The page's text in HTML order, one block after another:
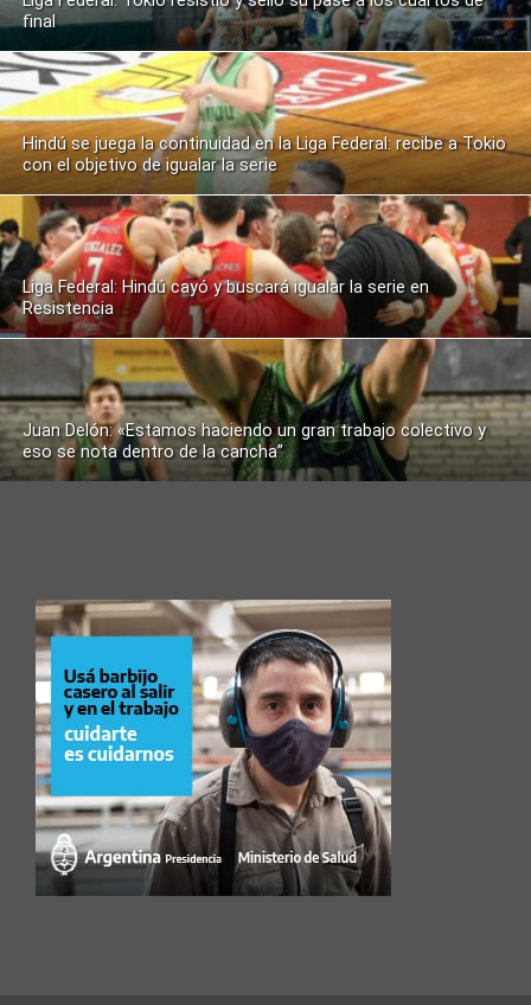
final
Hindú se juega la continuidad en la Liga Federal: recibe a Tokio
con el objetivo de igualar la serie
Liga Federal: Hindú cayó y buscará igualar la serie en
Resistencia
Juan Delón: «Estamos haciendo un gran trabajo colectivo y
eso se nota dentro de la cancha”